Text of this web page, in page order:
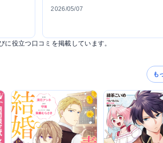
2026/05/07
役立つ口コミを掲載しています。
も